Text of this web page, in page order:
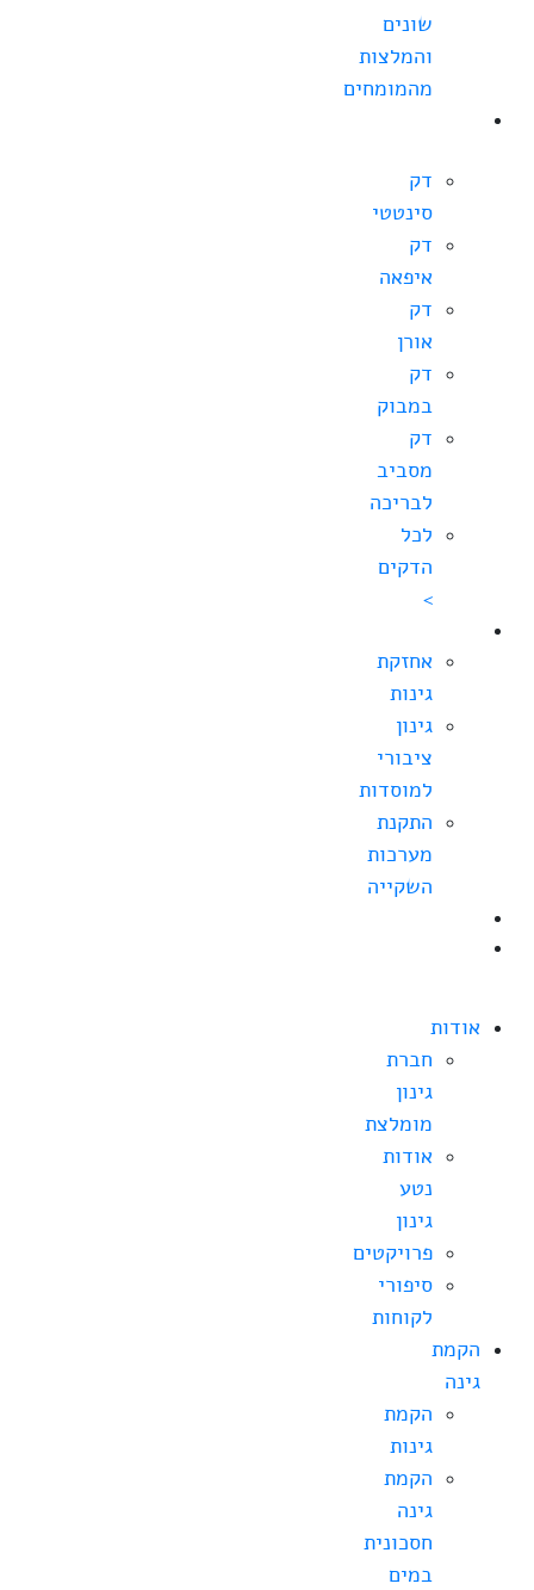
שונים
והמלצות
מהמומחים
דק
סינטטי
דק
איפאה
דק
אורן
דק
במבוק
דק
מסביב
לבריכה
לכל
הדקים
>
אחזקת
גינות
גינון
ציבורי
למוסדות
התקנת
מערכות
השקייה
אודות
חברת
גינון
מומלצת
אודות
נטע
גינון
פרויקטים
סיפורי
לקוחות
הקמת
גינה
הקמת
גינות
הקמת
גינה
חסכונית
במים